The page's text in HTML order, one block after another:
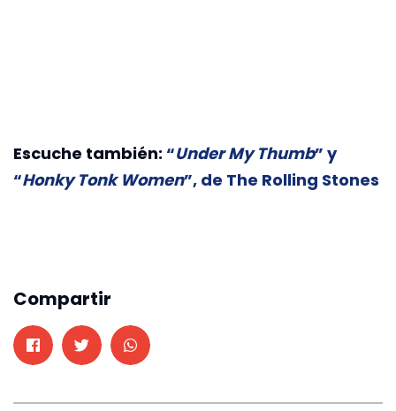
Escuche también: “Under My Thumb” y
“Honky Tonk Women”, de The Rolling Stones
Compartir